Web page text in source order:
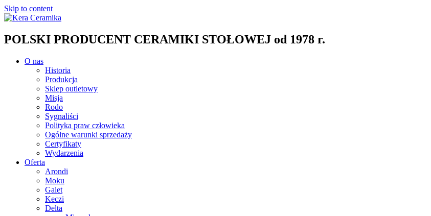
Skip to content
POLSKI PRODUCENT CERAMIKI STOŁOWEJ od 1978 r.
O nas
Historia
Produkcja
Sklep outletowy
Misja
Rodo
Sygnaliści
Polityka praw człowieka
Ogólne warunki sprzedaży
Certyfikaty
Wydarzenia
Oferta
Arondi
Moku
Galet
Keczi
Delta